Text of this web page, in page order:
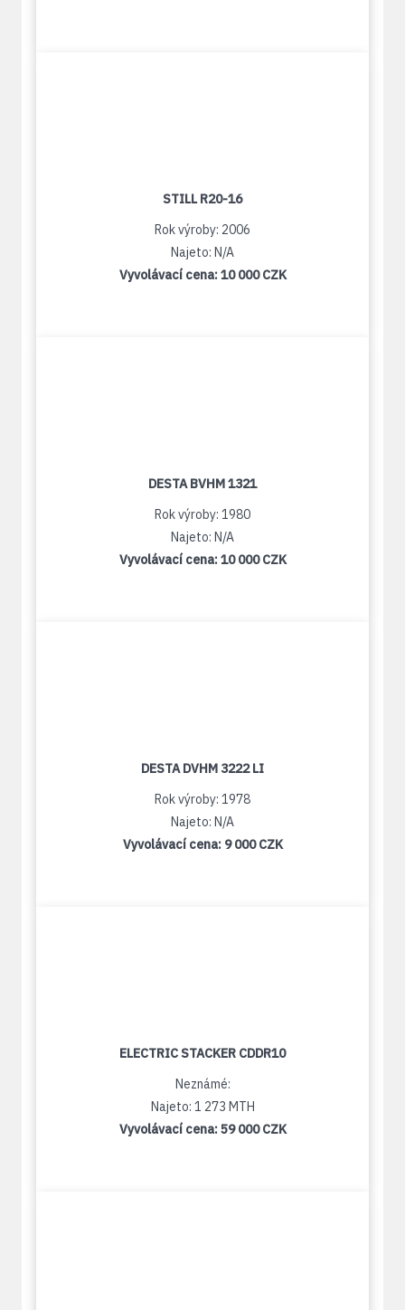
STILL R20-16
Rok výroby: 2006
Najeto: N/A
Vyvolávací cena:10 000 CZK
DESTA BVHM 1321
Rok výroby: 1980
Najeto: N/A
Vyvolávací cena:10 000 CZK
DESTA DVHM 3222 LI
Rok výroby: 1978
Najeto: N/A
Vyvolávací cena: 9 000 CZK
ELECTRIC STACKER CDDR10
Neznámé:
Najeto: 1 273 MTH
Vyvolávací cena:59 000 CZK